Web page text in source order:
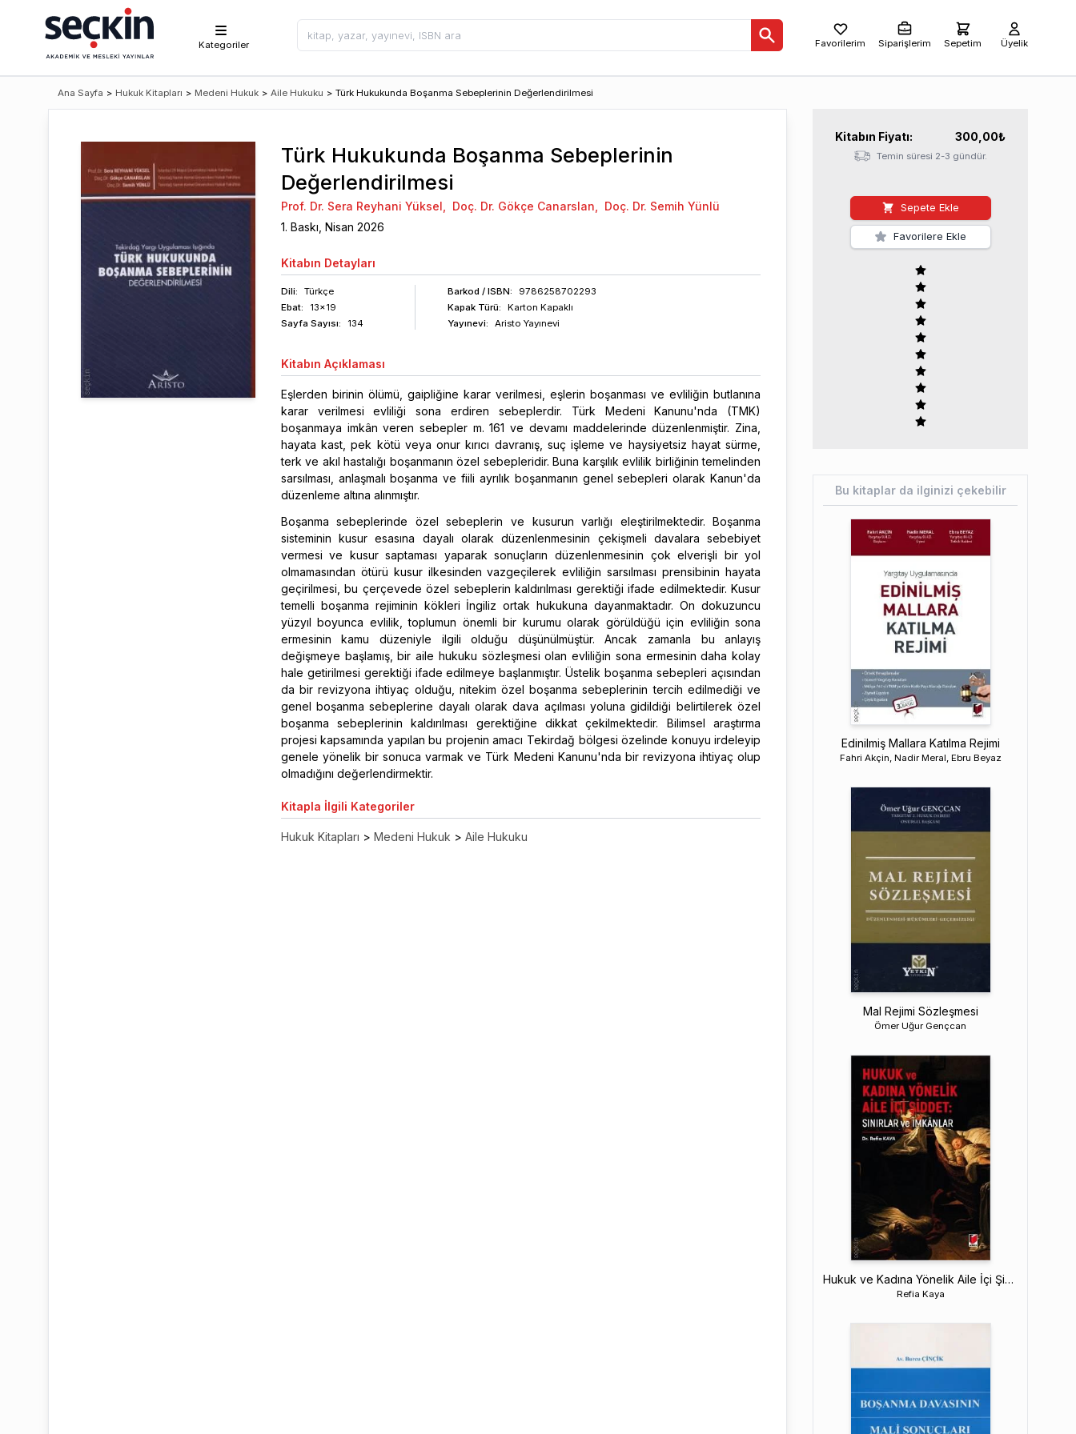
Kategoriler Favorilerim Siparişlerim Sepetim Üyelik
Ana Sayfa > Hukuk Kitapları > Medeni Hukuk > Aile Hukuku > Türk Hukukunda Boşanma Sebeplerinin Değerlendirilmesi
Türk Hukukunda Boşanma Sebeplerinin
Değerlendirilmesi
Prof. Dr. Sera Reyhani Yüksel Doç. Dr. Gökçe Canarslan
Doç. Dr. Semih Yünlü
1. Baskı, Nisan 2026
Kitabın Detayları
Dili:
Türkçe
Ebat:
13x19
Sayfa Sayısı: 134
Barkod / ISBN:
9786258702293
Kapak Türü:
Karton Kapaklı
Yayınevi:
Aristo Yayınevi
Kitabın Açıklaması
Eşlerden birinin ölümü, gaipliğine karar verilmesi, eşlerin boşanması ve evliliğin butlanına
karar verilmesi evliliği sona erdiren sebeplerdir. Türk Medeni Kanunu'nda (TMK)
boşanmaya imkân veren sebepler m. 161 ve devamı maddelerinde düzenlenmiştir. Zina,
hayata kast, pek kötü veya onur kırıcı davranış, suç işleme ve haysiyetsiz hayat sürme,
terk ve akıl hastalığı boşanmanın özel sebepleridir. Buna karşılık evlilik birliğinin temelinden
sarsılması, anlaşmalı boşanma ve fiili ayrılık boşanmanın genel sebepleri olarak Kanun'da
düzenleme altına alınmıştır.
Boşanma sebeplerinde özel sebeplerin ve kusurun varlığı eleştirilmektedir. Boşanma
sisteminin kusur esasına dayalı olarak düzenlenmesinin çekişmeli davalara sebebiyet
vermesi ve kusur saptaması yaparak sonuçların düzenlenmesinin çok elverişli bir yol
olmamasından ötürü kusur ilkesinden vazgeçilerek evliliğin sarsılması prensibinin hayata
geçirilmesi, bu çerçevede özel sebeplerin kaldırılması gerektiği ifade edilmektedir. Kusur
temelli boşanma rejiminin kökleri İngiliz ortak hukukuna dayanmaktadır. On dokuzuncu
yüzyıl boyunca evlilik, toplumun önemli bir kurumu olarak görüldüğü için evliliğin sona
ermesinin kamu düzeniyle ilgili olduğu düşünülmüştür. Ancak zamanla bu anlayış
değişmeye başlamış, bir aile hukuku sözleşmesi olan evliliğin sona ermesinin daha kolay
hale getirilmesi gerektiği ifade edilmeye başlanmıştır. Üstelik boşanma sebepleri açısından
da bir revizyona ihtiyaç olduğu, nitekim özel boşanma sebeplerinin tercih edilmediği ve
genel boşanma sebeplerine dayalı olarak dava açılması yoluna gidildiği belirtilerek özel
boşanma sebeplerinin kaldırılması gerektiğine dikkat çekilmektedir. Bilimsel araştırma
projesi kapsamında yapılan bu projenin amacı Tekirdağ bölgesi özelinde konuyu irdeleyip
genele yönelik bir sonuca varmak ve Türk Medeni Kanunu'nda bir revizyona ihtiyaç olup
olmadığını değerlendirmektir.
Kitapla İlgili Kategoriler
Hukuk Kitapları > Medeni Hukuk > Aile Hukuku
Kitabın Fiyatı: 300,00₺
Temin süresi 2-3 gündür.
Sepete Ekle
Favorilere Ekle
Bu kitaplar da ilginizi çekebilir
Edinilmiş Mallara Katılma Rejimi
Fahri Akçin, Nadir Meral, Ebru Beyaz
Mal Rejimi Sözleşmesi
Ömer Uğur Gençcan
Hukuk ve Kadına Yönelik Aile İçi Şiddet
Refia Kaya